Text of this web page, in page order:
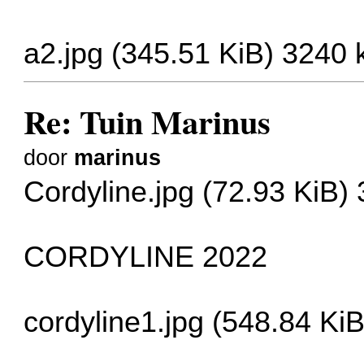
a2.jpg (345.51 KiB) 3240
Re: Tuin Marinus
door marinus
Cordyline.jpg (72.93 KiB)
CORDYLINE 2022
cordyline1.jpg (548.84